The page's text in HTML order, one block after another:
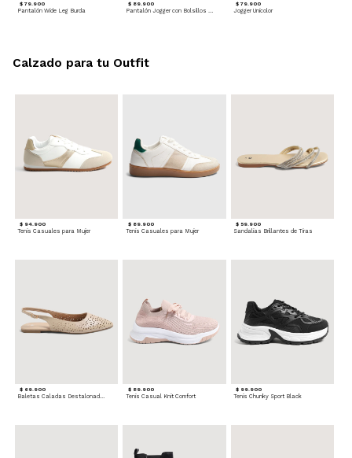
$ 79.900
Pantalón Wide Leg Burda
$ 89.900
Pantalón Jogger con Bolsillos Cargo
$ 79.900
Jogger Unicolor
$ 94.900
Tenis Casuales para Mujer
$ 89.900
Tenis Casuales para Mujer
$ 59.900
Sandalias Brillantes de Tiras
$ 69.900 $ 89.900
Tenis Casual Knit Comfort
$ 99.900
Tenis Chunky Sport Black
Calzado para tu Outfit